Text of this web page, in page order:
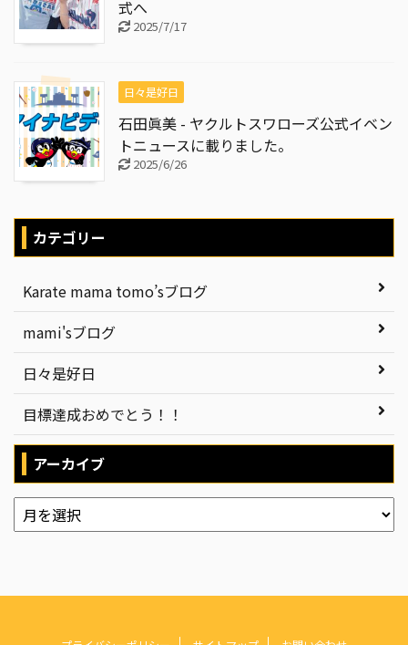
式へ
2025/7/17
日々是好日
石田眞美 - ヤクルトスワローズ公式イベン
トニュースに載りました。
2025/6/26
カテゴリー
Karate mama tomo’sブログ
mami'sブログ
日々是好日
目標達成おめでとう！！
アーカイブ